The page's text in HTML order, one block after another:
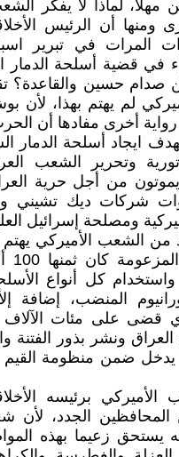
مهلا، لماذا لا يفكر
ومنها أن الرئيس
المرات في تبرير
في قضية أسلحة الدمار
صدام حسين والقاعدة؟
لم يهتم بهذا، لأن
أخرى مفادها أن
ايجاد أسلحة الدمار
وتحرير الشعب
يموتون من أجل حرية
شركات ديك تشيني
ومصلحة إسرائيل
من الشعب الأميركي
كل أنواع
المنضب، إضافة
قضى على مئات الآلاف
ونشر بذور الفتنة
يدخل ضمن منظومة القيم
الأميركي برئيسه
المحافظين الجدد، لأن
يستحق زعيما بهذه